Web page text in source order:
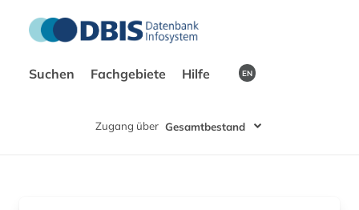
Suchen Fachgebiete Hilfe EN
Zugang über Gesamtbestand